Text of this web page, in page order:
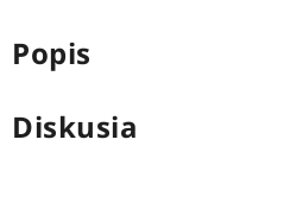
Popis
Diskusia